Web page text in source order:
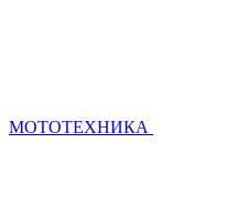
МОТОТЕХНИКА